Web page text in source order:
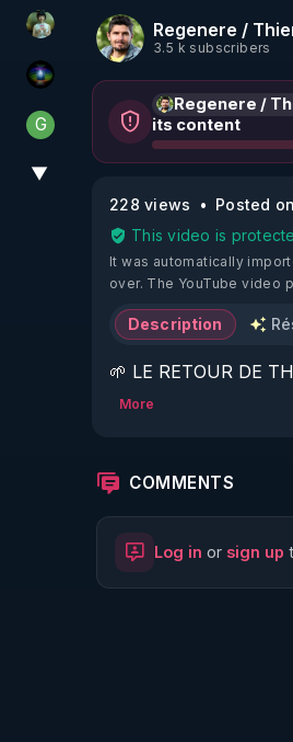
Sonmi-877
WakeUp
G Generousbear
▼
Regenere /
3.5 k subscribers
Regenere /
its content
228 views
Posted
This video is
It was automatically
over. The YouTube video
Description
🌱 LE RETOUR DE
🌱 LE MAGAZINE
http://rgnr.li/ymag
More
COMMENTS
Log in or sign up